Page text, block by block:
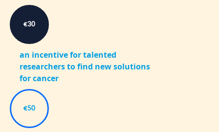
€30
an incentive for talented
researchers to find new solutions
for cancer
€50